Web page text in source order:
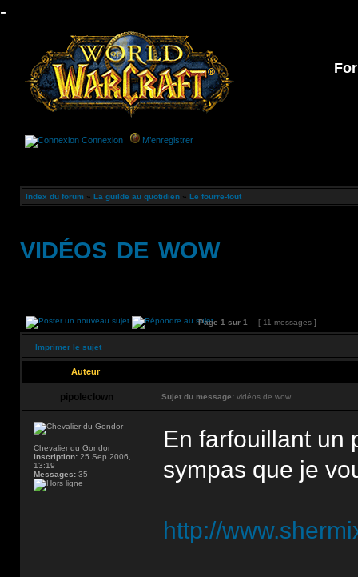
-
Connexion M’enregistrer
Index du forum » La guilde au quotidien » Le fourre-tout
vidéos de wow
Page 1 sur 1 [ 11 messages ]
Imprimer le sujet
Auteur
pipoleclown Sujet du message: vidéos de wow
Chevalier du Gondor
Inscription: 25 Sep 2006,
13:19
Messages: 35
En farfouillant un
sympas que je
http://